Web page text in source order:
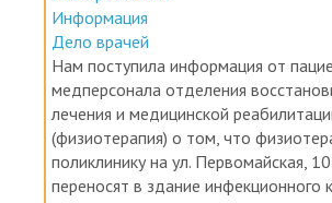
Дело врачей
Нам поступила информация от
медперсонала отделения
лечения и медицинской
(физиотерапия) о том, что
поликлинику на ул. Первомайская,
переносят в здание инфекционного
1